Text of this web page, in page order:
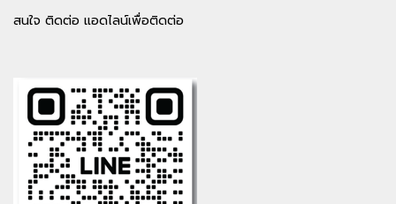
สนใจ ติดต่อ แอดไลน์เพื่อติดต่อ